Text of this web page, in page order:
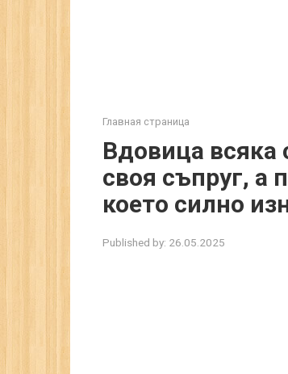
Главная страница
Вдовица всяка
своя съпруг, а
което силно
Published by: 26.05.2025